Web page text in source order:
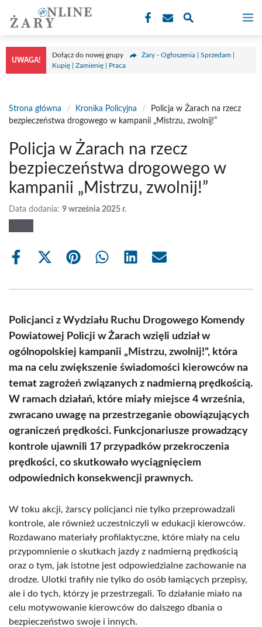
treści
UWAGA!
Dołącz do nowej grupy
Żary - Ogłoszenia | Sprzedam |
Kupię | Zamienię | Praca
Strona główna / Kronika Policyjna /
Policja w Żarach na rzecz
bezpieczeństwa drogowego w kampanii „Mistrzu, zwolnij!”
Policja w Żarach na rzecz
bezpieczeństwa drogowego w
kampanii „Mistrzu, zwolnij!”
Data dodania: 9 września 2025 r.
Share
Share
(Twitter)
Share Share Share Share
Policjanci z Wydziału Ruchu Drogowego Komendy
Powiatowej Policji w Żarach wzięli udział w
ogólnopolskiej kampanii „Mistrzu, zwolnij!”, która
ma na celu zwiększenie świadomości kierowców na
temat zagrożeń związanych z nadmierną prędkością.
W ramach działań, które miały miejsce 4 września,
zwracano uwagę na przestrzeganie obowiązujących
ograniczeń prędkości. Funkcjonariusze prowadzący
kontrole ujawnili 17 przypadków przekroczenia
prędkości, co skutkowało wyciągnięciem
odpowiednich konsekwencji prawnych.
W toku akcji, żarscy policjanci nie tylko przeprowadzali
kontrole, ale również uczestniczyli w edukacji kierowców.
Rozdawano materiały profilaktyczne, które miały na celu
przypomnienie o skutkach jazdy z nadmierną prędkością
oraz o tym, jak istotne jest odpowiedzialne zachowanie na
drodze. Ulotki trafiły nie tylko do osób łamiących przepisy,
ale i do tych, którzy je przestrzegali. To działanie miało na
celu motywowanie kierowców do dalszego dbania o
bezpieczeństwo swoje i innych.